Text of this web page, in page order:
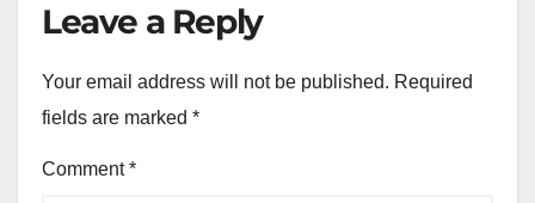
Leave a Reply
Your email address will not be published. Required
fields are marked *
Comment*